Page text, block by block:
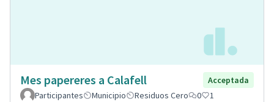
Mes papereres a Calafell
Acceptada
Participantes
Municipio Residuos Cero 0 1